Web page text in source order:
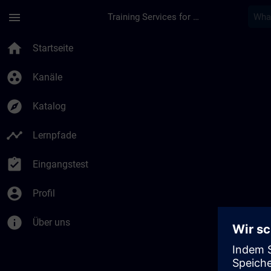
menu Training Services for Digital Industries
home Startseite
group_work Kanäle
explore Katalog
timeline Lernpfade
assignment_turned_in Eingangstest
account_circle Profil
info Über uns